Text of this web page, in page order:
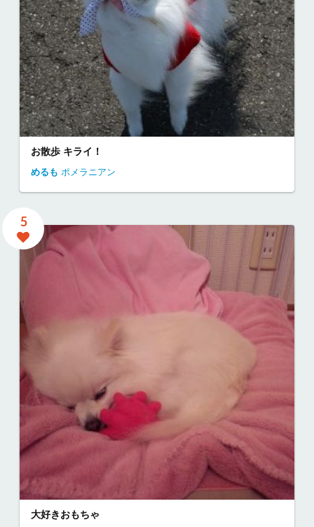
お散歩 キライ！
めるも ポメラニアン
5
大好きおもちゃ